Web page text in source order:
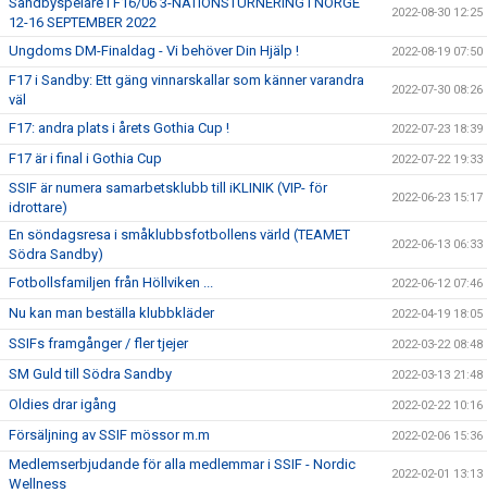
12-16 SEPTEMBER 2022
2022-08-30 12:25
Ungdoms DM-Finaldag - Vi behöver Din Hjälp ! 2022-08-19 07:50
F17 i Sandby: Ett gäng vinnarskallar som känner varandra
väl
2022-07-30 08:26
F17: andra plats i årets Gothia Cup ! 2022-07-23 18:39
F17 är i final i Gothia Cup 2022-07-22 19:33
SSIF är numera samarbetsklubb till iKLINIK (VIP- för
idrottare)
2022-06-23 15:17
En söndagsresa i småklubbsfotbollens värld (TEAMET
Södra Sandby)
2022-06-13 06:33
Fotbollsfamiljen från Höllviken ... 2022-06-12 07:46
Nu kan man beställa klubbkläder 2022-04-19 18:05
SSIFs framgånger / fler tjejer 2022-03-22 08:48
SM Guld till Södra Sandby 2022-03-13 21:48
Oldies drar igång 2022-02-22 10:16
Försäljning av SSIF mössor m.m 2022-02-06 15:36
Medlemserbjudande för alla medlemmar i SSIF - Nordic
Wellness
2022-02-01 13:13